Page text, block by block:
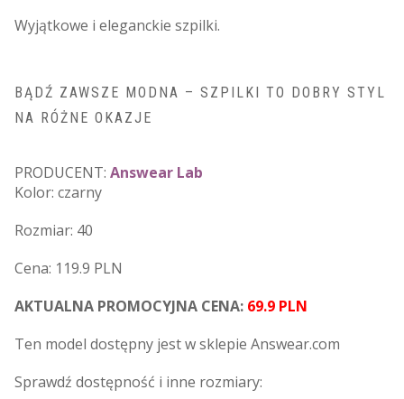
Wyjątkowe i eleganckie szpilki.
BĄDŹ ZAWSZE MODNA – SZPILKI TO DOBRY STYL
NA RÓŻNE OKAZJE
PRODUCENT: Answear Lab
Kolor: czarny
Rozmiar: 40
Cena: 119.9 PLN
AKTUALNA PROMOCYJNA CENA: 69.9 PLN
Ten model dostępny jest w sklepie Answear.com
Sprawdź dostępność i inne rozmiary: